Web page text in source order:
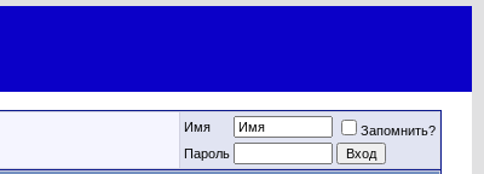
Имя
Запомнить?
Пароль